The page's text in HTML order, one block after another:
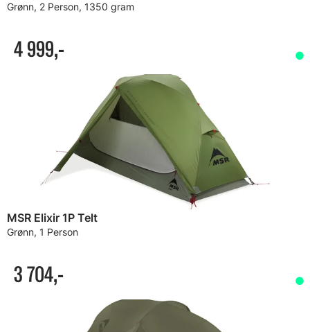
Grønn, 2 Person, 1350 gram
4 999,-
MSR Elixir 1P Telt
Grønn, 1 Person
3 704,-